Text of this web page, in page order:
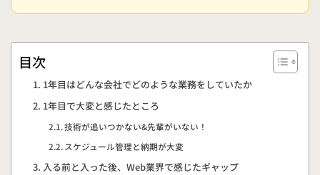
目次
1年目はどんな会社でどのような業務をしていたか
1年目で大変と感じたところ
技術が追いつかない&先輩がいない！
スケジュール管理と納期が大変
入る前と入った後、Web業界で感じたギャップ